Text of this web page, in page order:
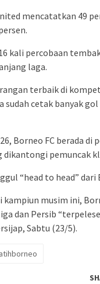
mencatatkan 49
kali percobaan
laga.
terbaik di
cetak banyak gol
Borneo FC berada di
dikantongi pemuncak
“head to head” dari
musim ini,
dan Persib
Sabtu (23/5).